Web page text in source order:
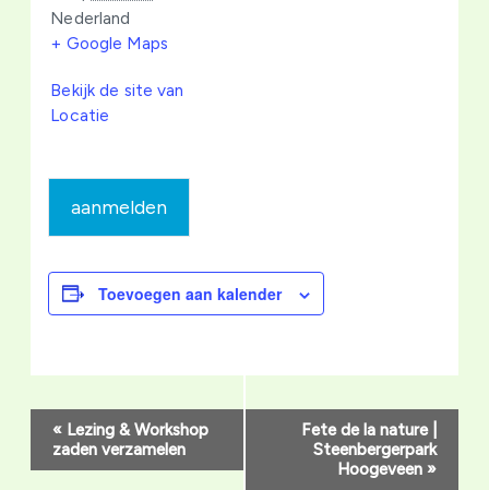
Nederland
+ Google Maps
Bekijk de site van
Locatie
aanmelden
Toevoegen aan kalender
Evenement
Navigatie
« Lezing & Workshop
zaden verzamelen
Fete de la nature |
Steenbergerpark
Hoogeveen »